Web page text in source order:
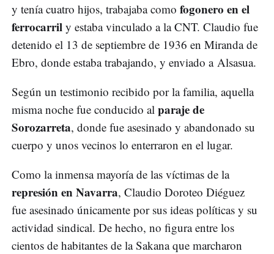
y tenía cuatro hijos, trabajaba como fogonero en el
ferrocarril y estaba vinculado a la CNT. Claudio fue
detenido el 13 de septiembre de 1936 en Miranda de
Ebro, donde estaba trabajando, y enviado a Alsasua.
Según un testimonio recibido por la familia, aquella
misma noche fue conducido al paraje de
Sorozarreta, donde fue asesinado y abandonado su
cuerpo y unos vecinos lo enterraron en el lugar.
Como la inmensa mayoría de las víctimas de la
represión en Navarra, Claudio Doroteo Diéguez
fue asesinado únicamente por sus ideas políticas y su
actividad sindical. De hecho, no figura entre los
cientos de habitantes de la Sakana que marcharon